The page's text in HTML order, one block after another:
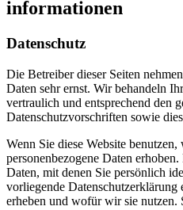
informationen
Datenschutz
Die Betreiber dieser Seiten
Daten sehr ernst. Wir behandeln
vertraulich und entsprechend den
Datenschutzvorschriften sowie
Wenn Sie diese Website benutzen,
personenbezogene Daten
Daten, mit denen Sie persönlich
vorliegende
erheben und wofür wir sie nutzen.